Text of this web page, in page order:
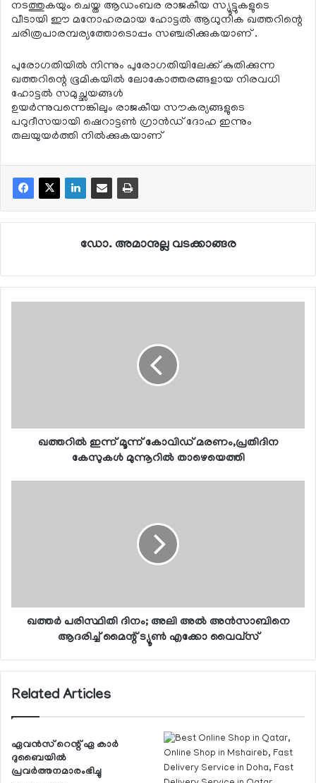
നടത്തുകയും ചെയ്ത ആഡംബര രാജകീയ സ്യൂട്ടുകളുടെ
വീടായി ഈ മനോഹരമായ ഹോട്ടല്‍ ആധുനിക ഖത്തറിന്റെ
ചരിത്രപാരമ്പര്യത്തോടൊപ്പം സഞ്ചരിക്കുകയാണ് .
പുരോഗതിയില്‍ നിന്നും പുരോഗതിയിലേക്ക് കുതിക്കുന്ന
ഖത്തറിന്റെ ഭൂമികയില്‍ ലോകോത്തരങ്ങളായ നിരവധി
ഹോട്ടല്‍ സമുച്ഛയങ്ങള്‍
ഉയര്‍ന്നുവന്നെങ്കിലും രാജകീയ സൗകര്യങ്ങളുടെ
പറുദീസയായി ഷെറാട്ടണ്‍ ഗ്രാന്‍ഡ് ദോഹ ഇന്നും
തലയുയര്‍ത്തി നില്‍ക്കുകയാണ്
ഡോ. അമാനുല്ല വടക്കാങ്ങര
ഖത്തറില്‍ ഇന്ന് മൂന്ന് കോവിഡ് മരണം,പ്രതിദിന
കേസുകള്‍ മുന്നൂറില്‍ താഴെയെത്തി
ഖത്തര്‍ പരിസ്ഥിതി ദിനം; അലി അല്‍ അന്‍സാബിനെ
ആദരിച്ച് മൈന്റ് ട്യൂണ്‍ എക്കോ വൈവ്‌സ്‌
Related Articles
ഏവന്‍സ് റെന്റ് ഏ കാര്‍
ദുബൈയില്‍
പ്രവര്‍ത്തനമാരംഭിച്ചു